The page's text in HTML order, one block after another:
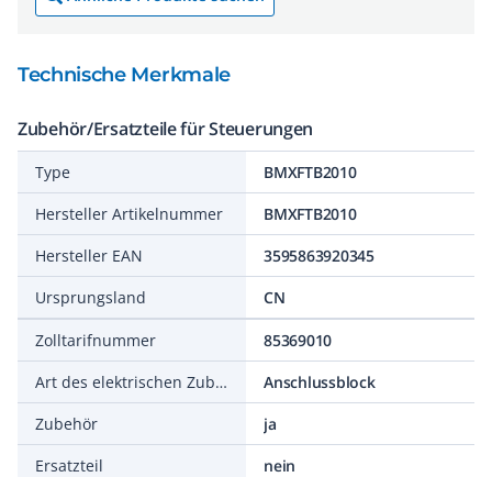
Technische Merkmale
Zubehör/Ersatzteile für Steuerungen
Type
BMXFTB2010
Hersteller Artikelnummer
BMXFTB2010
Hersteller EAN
3595863920345
Ursprungsland
CN
Zolltarifnummer
85369010
Art des elektrischen Zubehörs
Anschlussblock
Zubehör
ja
Ersatzteil
nein